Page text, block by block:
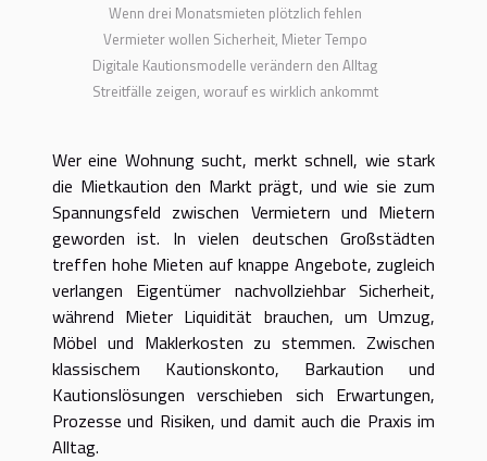
Wenn drei Monatsmieten plötzlich fehlen
Vermieter wollen Sicherheit, Mieter Tempo
Digitale Kautionsmodelle verändern den Alltag
Streitfälle zeigen, worauf es wirklich ankommt
Wer eine Wohnung sucht, merkt schnell, wie stark
die Mietkaution den Markt prägt, und wie sie zum
Spannungsfeld zwischen Vermietern und Mietern
geworden ist. In vielen deutschen Großstädten
treffen hohe Mieten auf knappe Angebote, zugleich
verlangen Eigentümer nachvollziehbar Sicherheit,
während Mieter Liquidität brauchen, um Umzug,
Möbel und Maklerkosten zu stemmen. Zwischen
klassischem Kautionskonto, Barkaution und
Kautionslösungen verschieben sich Erwartungen,
Prozesse und Risiken, und damit auch die Praxis im
Alltag.